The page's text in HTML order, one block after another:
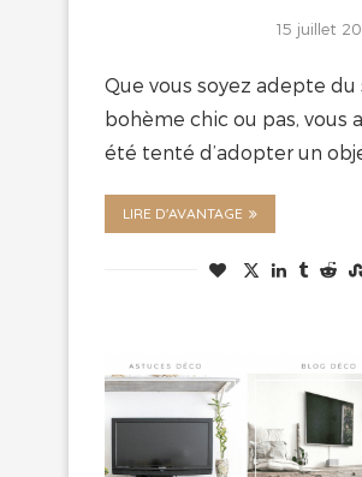
15 juillet
Que vous soyez adepte
bohème chic ou pas, vous
été tenté d’adopter un
LIRE D'AVANTAGE